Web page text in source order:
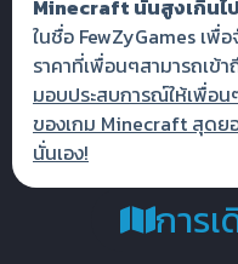
Minecraft นั้นสูงเกินไ
ในชื่อ FewZyGames เพื่
ราคาที่เพื่อนๆสามารถเข้า
มอบประสบการณ์ให้เพื่อ
ของเกม Minecraft สุด
นั่นเอง!
การเ